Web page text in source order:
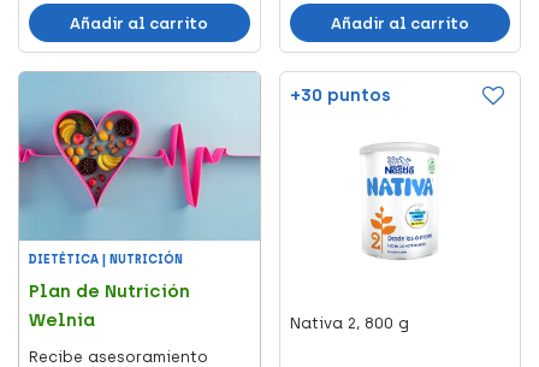
Añadir al carrito Añadir al carrito
DIETÉTICA | NUTRICIÓN
Plan de Nutrición
Welnia
Recibe asesoramiento
+30 puntos
Nativa 2, 800 g